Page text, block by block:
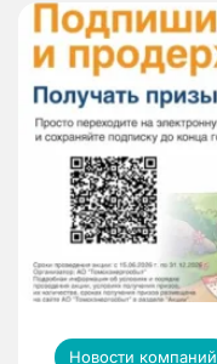
Новости компаний